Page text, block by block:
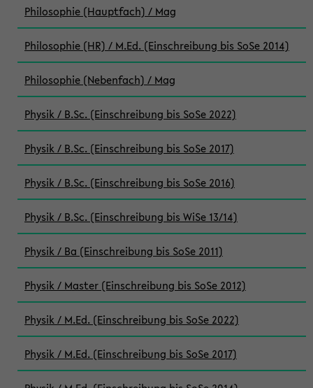
Philosophie (Hauptfach) / Mag
Philosophie (HR) / M.Ed. (Einschreibung bis SoSe 2014)
Philosophie (Nebenfach) / Mag
Physik / B.Sc. (Einschreibung bis SoSe 2022)
Physik / B.Sc. (Einschreibung bis SoSe 2017)
Physik / B.Sc. (Einschreibung bis SoSe 2016)
Physik / B.Sc. (Einschreibung bis WiSe 13/14)
Physik / Ba (Einschreibung bis SoSe 2011)
Physik / Master (Einschreibung bis SoSe 2012)
Physik / M.Ed. (Einschreibung bis SoSe 2022)
Physik / M.Ed. (Einschreibung bis SoSe 2017)